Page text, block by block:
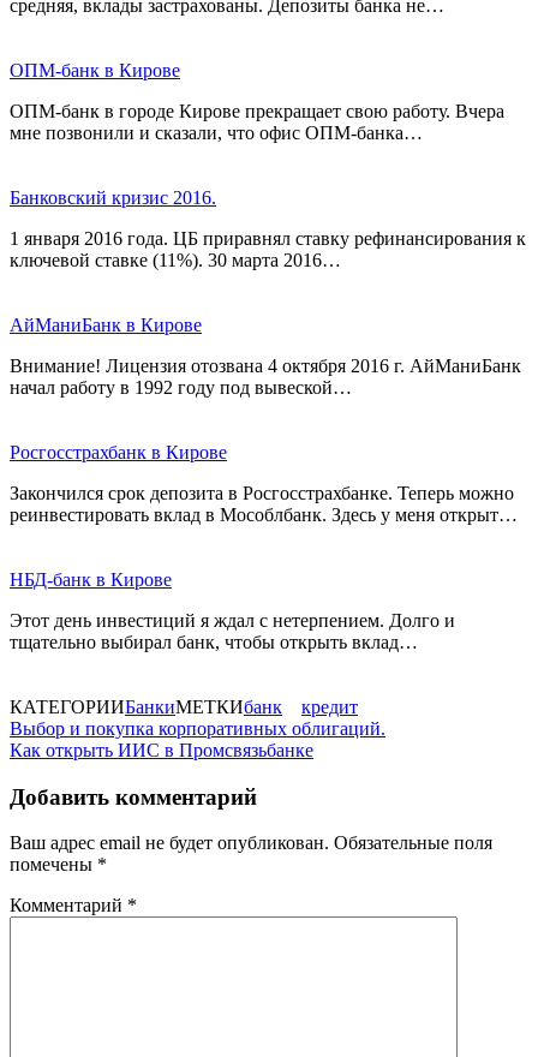
средняя, вклады застрахованы. Депозиты банка не…
ОПМ-банк в Кирове
ОПМ-банк в городе Кирове прекращает свою работу. Вчера
мне позвонили и сказали, что офис ОПМ-банка…
Банковский кризис 2016.
1 января 2016 года. ЦБ приравнял ставку рефинансирования к
ключевой ставке (11%). 30 марта 2016…
АйМаниБанк в Кирове
Внимание! Лицензия отозвана 4 октября 2016 г. АйМаниБанк
начал работу в 1992 году под вывеской…
Росгосстрахбанк в Кирове
Закончился срок депозита в Росгосстрахбанке. Теперь можно
реинвестировать вклад в Мособлбанк. Здесь у меня открыт…
НБД-банк в Кирове
Этот день инвестиций я ждал с нетерпением. Долго и
тщательно выбирал банк, чтобы открыть вклад…
КАТЕГОРИИБанкиМЕТКИбанк кредит
Навигация
по
записям
Выбор и покупка корпоративных облигаций.
Как открыть ИИС в Промсвязьбанке
Добавить комментарий
Ваш адрес email не будет опубликован. Обязательные поля
помечены *
Комментарий *